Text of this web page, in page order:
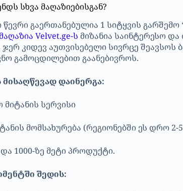
სხვა მაღაზიებისგან?
გაერთანებულია 1 სიტყვის
Velvet.ge-ს მიზანია საინტერესო
კიდევ აუთვისებელი სივრცე შეავსოს
გამოცდილებით გაანებივროს.
დაინერგა:
სერვისი
მომსახურება (რეგიონებში ეს დრო
1000-ზე მეტი პროდუქტი.
შედის: